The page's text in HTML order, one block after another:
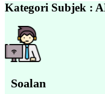
Kategori Subjek :
Soalan